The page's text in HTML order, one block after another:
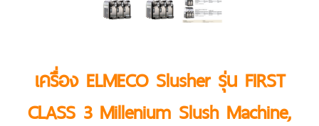
เครื่อง ELMECO Slusher รุ่น FIRST
CLASS 3 Millenium Slush Machine,